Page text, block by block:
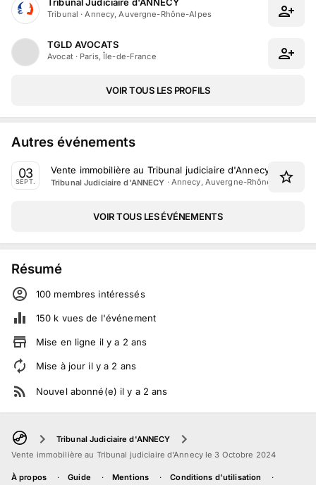
Tribunal ·Annecy, Auvergne-Rhône-Alpes
TGLD AVOCATS
Avocat· Paris, Île-de-France
VOIR TOUS LES PROFILS
Autres événements
03
SEPT.
Vente immobilière au Tribunal judiciaire d'Annecy le 3
Tribunal Judiciaire d'ANNECY · Annecy, Auvergne-Rhône-Alpes
VOIR TOUS LES ÉVÉNEMENTS
Résumé
100 membres intéressés
150 k vues de l'événement
Mise en ligne il y a 2 ans
Mise à jour il y a 2 ans
Nouvel abonné(e) il y a 2 ans
Tribunal Judiciaire d'ANNECY
Vente immobilière au Tribunal judiciaire d'Annecy le 3 Octobre 2024
À propos Guide Mentions
Conditions d'utilisation